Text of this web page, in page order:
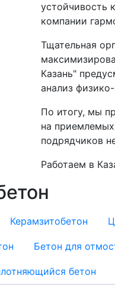
устойчивость
компании
Тщательная
Казань"
анализ
По итогу, мы
на приемлемых
подрядчиков
Работаем в
Керамзитобетон
Бетон для
бетон